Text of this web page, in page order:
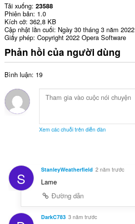
Tải xuống 23588
Phiên bản 1.0
Kích cỡ 362,8 KB
Cập nhật lần cuối Ngày 30 tháng 3 năm 2022
Giấy phép Copyright 2022 Opera Software
Phản hồi của người dùng
Bình luận: 19
Xem các chuỗi trên diễn đàn
S StanleyWeatherfield 2 năm trước
Lame
Đường dẫn
DarkC783 3 năm trước